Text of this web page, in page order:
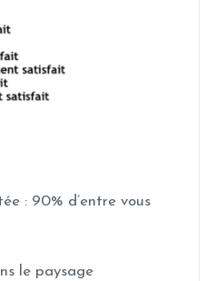
: 90% d’entre vous
le paysage